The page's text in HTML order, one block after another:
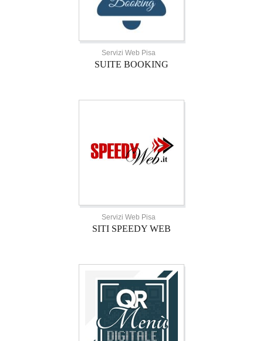
Servizi Web Pisa
SUITE BOOKING
Servizi Web Pisa
SITI SPEEDY WEB